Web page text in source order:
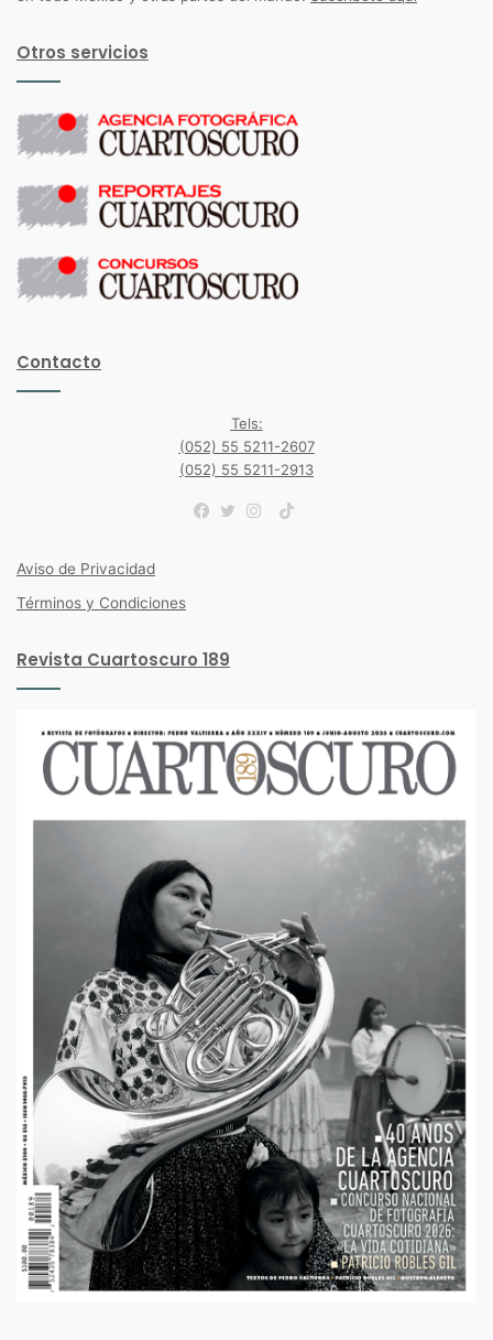
Otros servicios
Contacto
Tels:
(052) 55 5211-2607
(052) 55 5211-2913
TikTok
Aviso de Privacidad
Términos y Condiciones
Revista Cuartoscuro 189